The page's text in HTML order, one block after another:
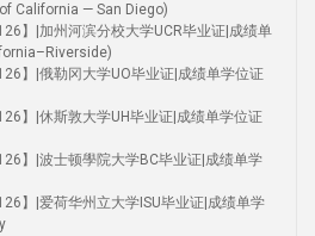
California — San Diego)
】|加州河滨分校大学UCR毕业证|成绩单
】|俄勒冈大学UO毕业证|成绩单学位证
】|休斯敦大学UH毕业证|成绩单学位证
】|波士顿學院大学BC毕业证|成绩单学
】|爱荷华州立大学ISU毕业证|成绩单学